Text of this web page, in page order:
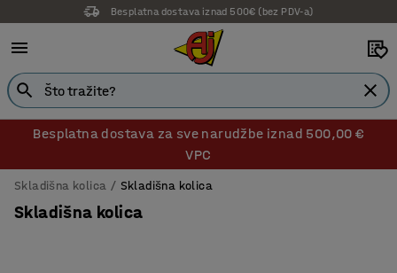
Besplatna dostava iznad 500€ (bez PDV-a)
Besplatna dostava za sve narudžbe iznad 500,00 €
VPC
Skladišna kolica Skladišna kolica
Skladišna kolica